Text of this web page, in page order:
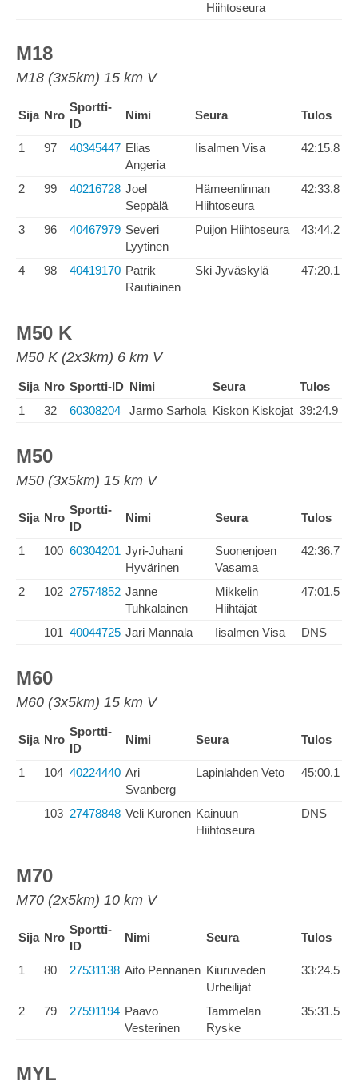
Hiihtoseura
M18
M18 (3x5km) 15 km V
Sija Nro
Sportti-
ID
Nimi Seura Tulos
1 97 40345447 Elias
Angeria
Iisalmen Visa 42:15.8
2 99 40216728 Joel
Seppälä
Hämeenlinnan
Hiihtoseura
42:33.8
3 96 40467979 Severi
Lyytinen
Puijon Hiihtoseura 43:44.2
4 98 40419170 Patrik
Rautiainen
Ski Jyväskylä 47:20.1
M50 K
M50 K (2x3km) 6 km V
Sija Nro Sportti-ID Nimi Seura
Tulos
1
32 60308204 Jarmo Sarhola Kiskon Kiskojat 39:24.9
M50
M50 (3x5km) 15 km V
Sija Nro
Sportti-
ID
Nimi Seura Tulos
1 100 60304201 Jyri-Juhani
Hyvärinen
Suonenjoen
Vasama
42:36.7
2 102 27574852 Janne
Tuhkalainen
Mikkelin
Hiihtäjät
47:01.5
101 40044725 Jari Mannala Iisalmen Visa DNS
M60
M60 (3x5km) 15 km V
Sija Nro
Sportti-
ID
Nimi Seura Tulos
1 104 40224440 Ari
Svanberg
Lapinlahden Veto 45:00.1
103 27478848 Veli Kuronen Kainuun
Hiihtoseura
DNS
M70
M70 (2x5km) 10 km V
Sija Nro
Sportti-
ID
Nimi Seura Tulos
1 80 27531138 Aito Pennanen Kiuruveden
Urheilijat
33:24.5
2 79 27591194 Paavo
Vesterinen
Tammelan
Ryske
35:31.5
MYL